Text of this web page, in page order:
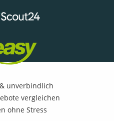
unverbindlich
vergleichen
ohne Stress